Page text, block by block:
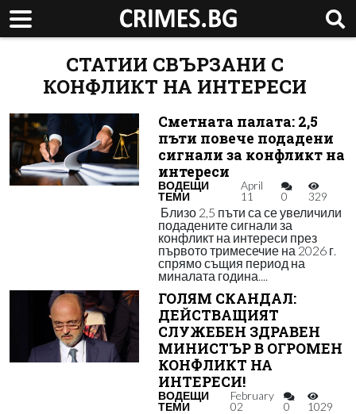
СТАТИИ СВЪРЗАНИ С
КОНФЛИКТ НА ИНТЕРЕСИ
Сметната палата: 2,5
пъти повече подадени
сигнали за конфликт на
интереси
ВОДЕЩИ
ТЕМИ
April
11
0 329
Близо 2,5 пъти са се увеличили
подадените сигнали за
конфликт на интереси през
първото тримесечие на 2026 г.
спрямо същия период на
миналата година....
ГОЛЯМ СКАНДАЛ:
ДЕЙСТВАЩИЯТ
СЛУЖЕБЕН ЗДРАВЕН
МИНИСТЪР В ОГРОМЕН
КОНФЛИКТ НА
ИНТЕРЕСИ!
ВОДЕЩИ
ТЕМИ
February
02
0 1029